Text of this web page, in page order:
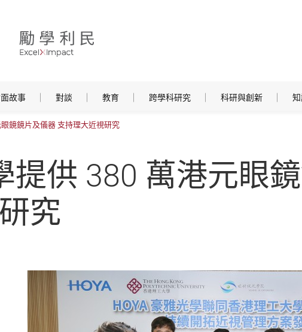
故事 對談 教育 跨學科研究 科研與創新
鏡鏡片及儀器 支持理大近視研究
提供 380 萬港元眼
究